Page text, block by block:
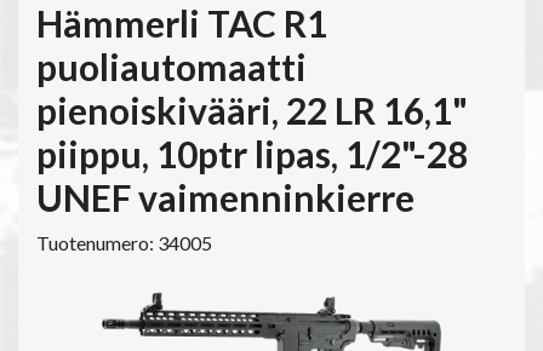
Hämmerli TAC R1
puoliautomaatti
pienoiskivääri, 22 LR 16,1"
piippu, 10ptr lipas, 1/2"-28
UNEF vaimenninkierre
Tuotenumero: 34005